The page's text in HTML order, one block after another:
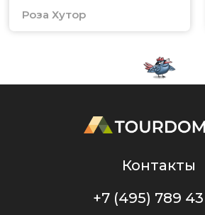
Роза Хутор
Контакты
+7 (495) 789